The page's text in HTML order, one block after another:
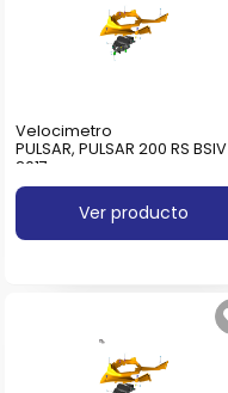
Velocimetro
PULSAR, PULSAR 200 RS BSIV
2017
Ver producto